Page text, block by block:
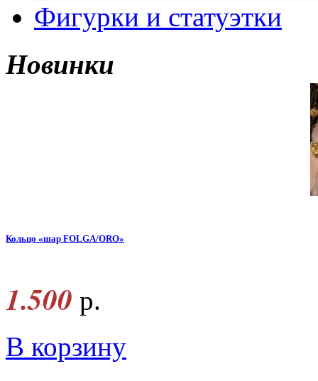
Фигурки и статуэтки
Новинки
Кольцо «шар FOLGA/ORO»
1.500 р.
В корзину